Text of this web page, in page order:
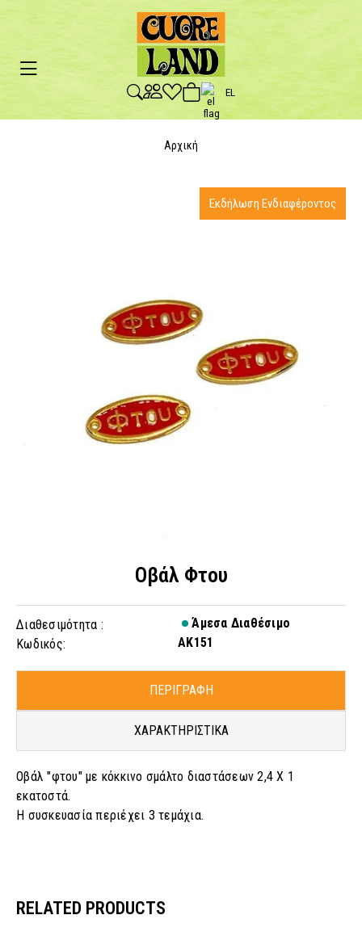
EL
Αρχική
Οβάλ Φτου
Διαθεσιμότητα :
Άμεσα Διαθέσιμο
Κωδικός:
AK151
ΠΕΡΙΓΡΑΦΗ
ΧΑΡΑΚΤΗΡΙΣΤΙΚΑ
Οβάλ "φτου" με κόκκινο σμάλτο διαστάσεων 2,4 Χ 1
εκατοστά.
Η συσκευασία περιέχει 3 τεμάχια.
Εκδήλωση Ενδιαφέροντος
RELATED PRODUCTS